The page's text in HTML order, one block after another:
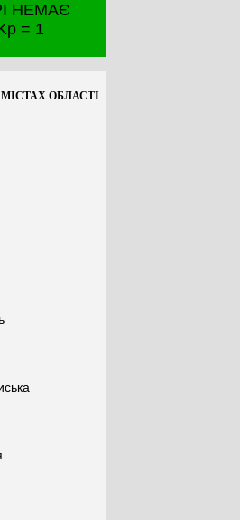
НЕМАЄ
= 1
ОБЛАСТІ